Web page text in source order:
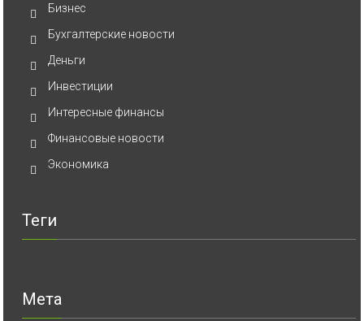
Бизнес
Бухгалтерские новости
Деньги
Инвестиции
Интересные финансы
Финансовые новости
Экономика
Теги
Мета